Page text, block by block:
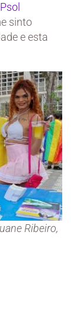
sinto
e esta
Ribeiro,